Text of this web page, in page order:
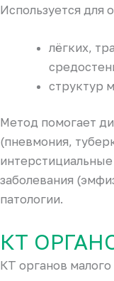
Используется для
лёгких,
структур
Метод помогает
(пневмония,
заболевания
патологии.
КТ
КТ органов малого